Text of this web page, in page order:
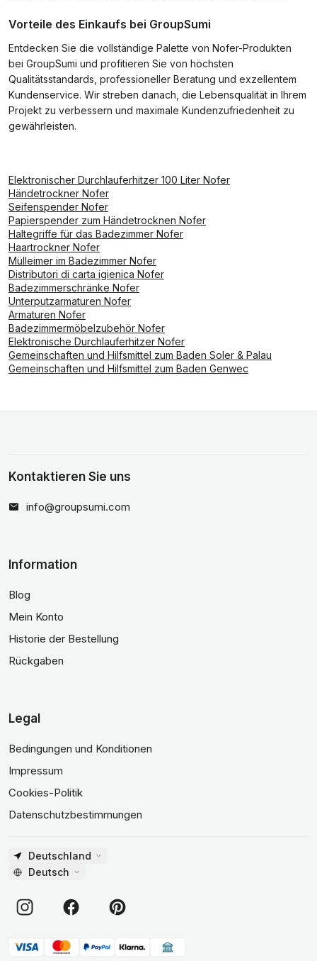
Vorteile des Einkaufs bei GroupSumi
Entdecken Sie die vollständige Palette von Nofer-Produkten
bei GroupSumi und profitieren Sie von höchsten
Qualitätsstandards, professioneller Beratung und exzellentem
Kundenservice. Wir streben danach, die Lebensqualität in Ihrem
Projekt zu verbessern und maximale Kundenzufriedenheit zu
gewährleisten.
Elektronischer Durchlauferhitzer 100 Liter Nofer
Händetrockner Nofer
Seifenspender Nofer
Papierspender zum Händetrocknen Nofer
Haltegriffe für das Badezimmer Nofer
Haartrockner Nofer
Mülleimer im Badezimmer Nofer
Distributori di carta igienica Nofer
Badezimmerschränke Nofer
Unterputzarmaturen Nofer
Armaturen Nofer
Badezimmermöbelzubehör Nofer
Elektronische Durchlauferhitzer Nofer
Gemeinschaften und Hilfsmittel zum Baden Soler & Palau
Gemeinschaften und Hilfsmittel zum Baden Genwec
Kontaktieren Sie uns
info@groupsumi.com
Information
Blog
Mein Konto
Historie der Bestellung
Rückgaben
Legal
Bedingungen und Konditionen
Impressum
Cookies-Politik
Datenschutzbestimmungen
Deutschland
Deutsch